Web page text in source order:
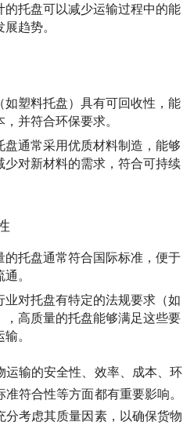
的托盘可以减少运输过程中的能
趋势。
如塑料托盘）具有可回收性，能
并符合环保要求。
盘通常采用优质材料制造，能够
少对新材料的需求，符合可持续
的托盘通常符合国际标准，便于
。
业对托盘有特定的法规要求（如
，高质量的托盘能够满足这些要
。
运输的安全性、效率、成本、环
符合性等方面都有重要影响。
分考虑其质量因素，以确保货物